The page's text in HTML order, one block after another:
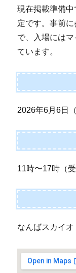
現在掲載準備
定です。事前
で、入場には
ています。
2026年6月6日（
11時〜17時（
なんばスカイ